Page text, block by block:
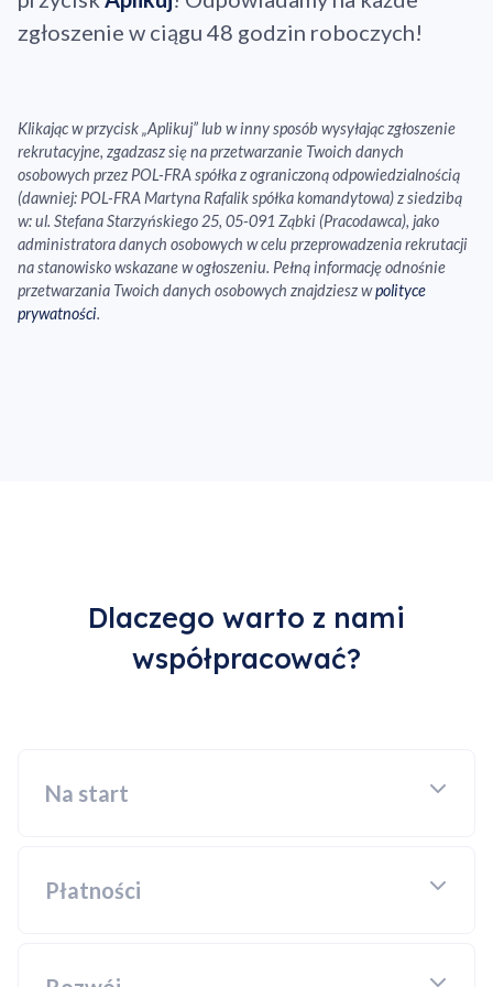
zgłoszenie w ciągu 48 godzin roboczych!
Klikając w przycisk „Aplikuj” lub w inny sposób wysyłając zgłoszenie
rekrutacyjne, zgadzasz się na przetwarzanie Twoich danych
osobowych przez POL-FRA spółka z ograniczoną odpowiedzialnością
(dawniej: POL-FRA Martyna Rafalik spółka komandytowa) z siedzibą
w: ul. Stefana Starzyńskiego 25, 05-091 Ząbki (Pracodawca), jako
administratora danych osobowych w celu przeprowadzenia rekrutacji
na stanowisko wskazane w ogłoszeniu. Pełną informację odnośnie
przetwarzania Twoich danych osobowych znajdziesz wpolityce
prywatności.
Dlaczego warto z nami
współpracować?
Na start
Płatności